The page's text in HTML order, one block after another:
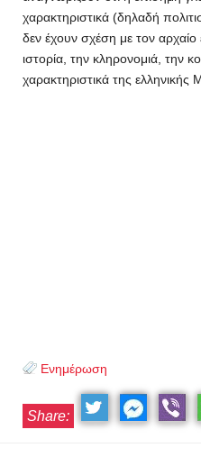
χαρακτηριστικά (δηλαδή
δεν έχουν σχέση με τον αρχαίο
ιστορία, την κληρονομιά, την
χαρακτηριστικά της ελληνικής
Ενημέρωση
Share: